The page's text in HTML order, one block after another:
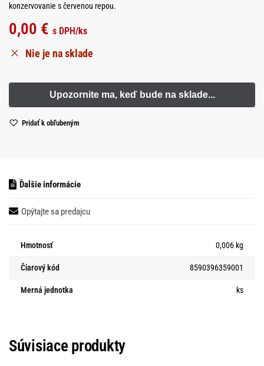
konzervovanie s červenou repou.
0,00 € s DPH/ks
Nie je na sklade
Pridať k obľubeným
Ďalšie informácie
Opýtajte sa predajcu
Hmotnosť 0,006 kg
Čiarový kód 8590396359001
Merná jednotka ks
Súvisiace produkty